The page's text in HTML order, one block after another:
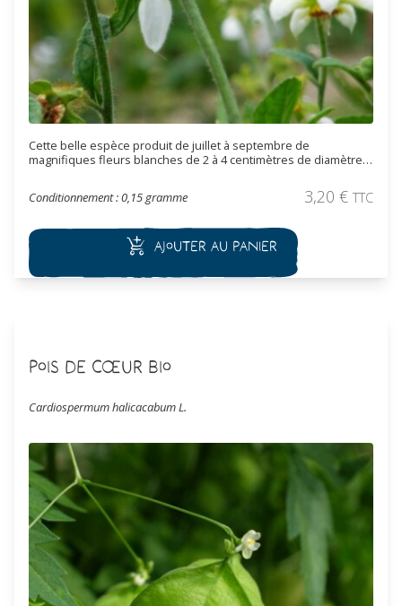
Cette belle espèce produit de juillet à septembre de
magnifiques fleurs blanches de 2 à 4 centimètres de diamètre,
des plus faciles à cultiver parmi la famille des Loasaceae. Cette
feuillage urticant.
Conditionnement : 0,15 gramme 3,20 € TTC
Ajouter au panier
Pois de Cœur Bio
Cardiospermum halicacabum L.